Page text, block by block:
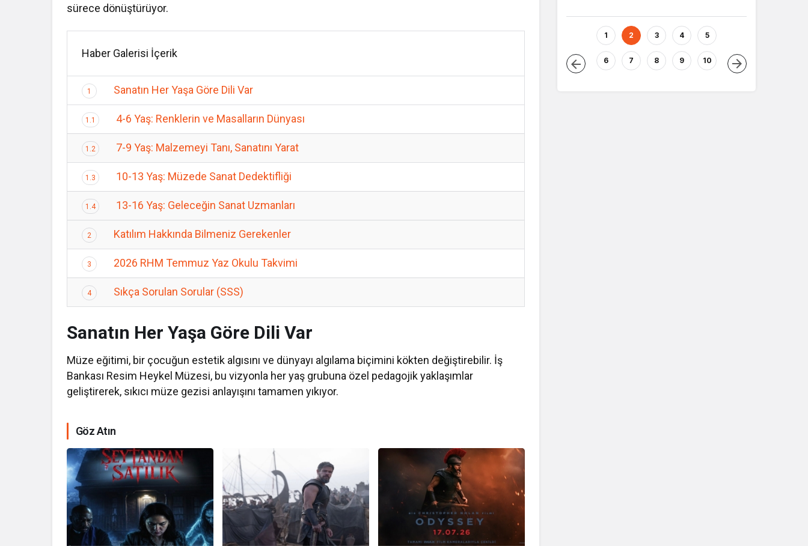
sürece dönüştürüyor.
Haber Galerisi İçerik
1 Sanatın Her Yaşa Göre Dili Var
1.1 4-6 Yaş: Renklerin ve Masalların Dünyası
1.2 7-9 Yaş: Malzemeyi Tanı, Sanatını Yarat
1.3 10-13 Yaş: Müzede Sanat Dedektifliği
1.4 13-16 Yaş: Geleceğin Sanat Uzmanları
2 Katılım Hakkında Bilmeniz Gerekenler
3 2026 RHM Temmuz Yaz Okulu Takvimi
4 Sıkça Sorulan Sorular (SSS)
Sanatın Her Yaşa Göre Dili Var
Müze eğitimi, bir çocuğun estetik algısını ve dünyayı algılama biçimini kökten değiştirebilir. İş
Bankası Resim Heykel Müzesi, bu vizyonla her yaş grubuna özel pedagojik yaklaşımlar
geliştirerek, sıkıcı müze gezisi anlayışını tamamen yıkıyor.
Göz Atın
1 2 3 4 5
6 7 8 9 10